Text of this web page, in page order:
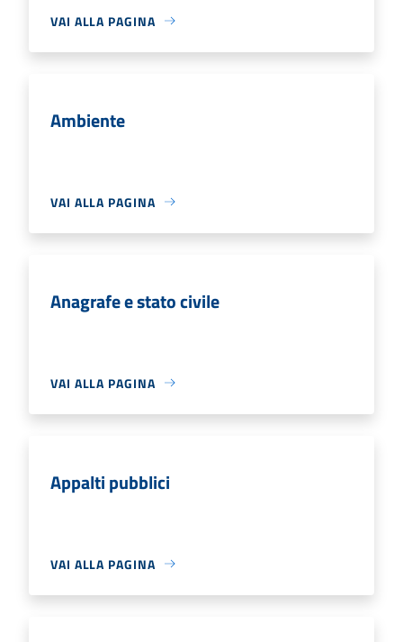
VAI ALLA PAGINA
Ambiente
VAI ALLA PAGINA
Anagrafe e stato civile
VAI ALLA PAGINA
Appalti pubblici
VAI ALLA PAGINA